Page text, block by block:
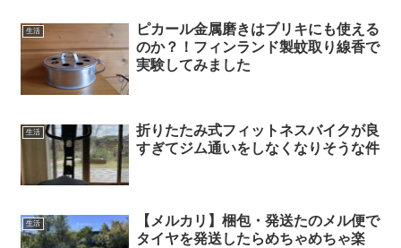
生活
ピカール金属磨きはブリキにも使える
のか？！フィンランド製蚊取り線香で
実験してみました
生活
折りたたみ式フィットネスバイクが良
すぎてジム通いをしなくなりそうな件
生活
【メルカリ】梱包・発送たのメル便で
タイヤを発送したらめちゃめちゃ楽